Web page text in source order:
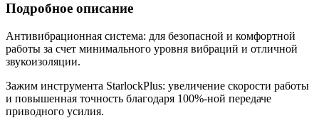
Подробное описание
Антивибрационная система: для безопасной и комфортной
работы за счет минимального уровня вибраций и отличной
звукоизоляции.
Зажим инструмента StarlockPlus: увеличение скорости работы
и повышенная точность благодаря 100%-ной передаче
приводного усилия.